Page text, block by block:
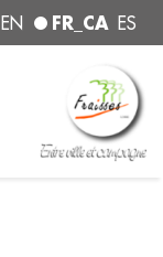
EN FR_CA ES